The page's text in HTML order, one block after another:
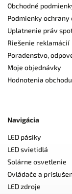
Obchodné
Podmienky
Uplatnenie práv
Riešenie reklamácií
Poradenstvo,
Moje objednávky
Hodnotenia obchodu
Navigácia
LED pásiky
LED svietidlá
Solárne osvetlenie
Ovládače a
LED zdroje